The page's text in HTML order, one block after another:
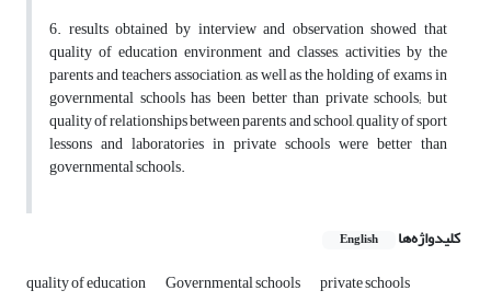
6. results obtained by interview and observation showed that
quality of education environment and classes, activities by the
parents and teachers association, as well as the holding of exams in
governmental schools has been better than private schools; but
quality of relationships between parents and school, quality of sport
lessons and laboratories in private schools were better than
governmental schools.
کلیدواژه‌ها English
quality of education Governmental schools private schools